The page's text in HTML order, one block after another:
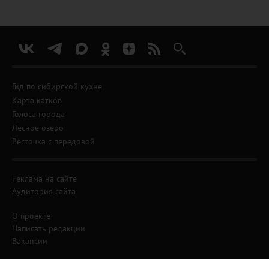
Гид по сибирской кухне
Карта катков
Голоса города
Лесное озеро
Весточка с передовой
Реклама на сайте
Аудитория сайта
О проекте
Написать редакции
Вакансии